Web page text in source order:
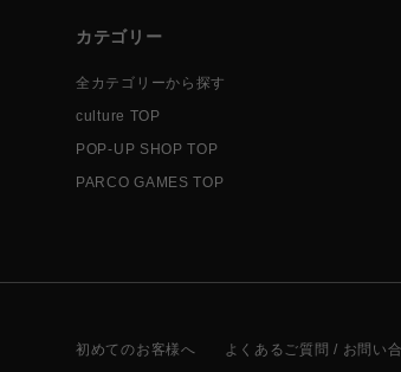
カテゴリー
全カテゴリーから探す
culture TOP
POP-UP SHOP TOP
PARCO GAMES TOP
初めてのお客様へ よくあるご質問 / お問い